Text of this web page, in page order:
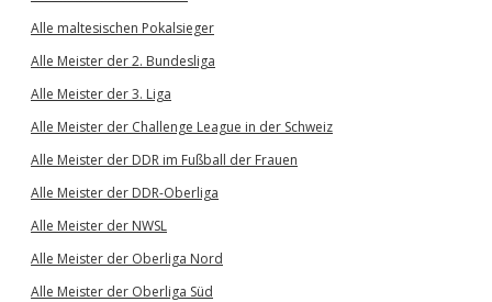
Alle maltesischen Pokalsieger
Alle Meister der 2. Bundesliga
Alle Meister der 3. Liga
Alle Meister der Challenge League in der Schweiz
Alle Meister der DDR im Fußball der Frauen
Alle Meister der DDR-Oberliga
Alle Meister der NWSL
Alle Meister der Oberliga Nord
Alle Meister der Oberliga Süd